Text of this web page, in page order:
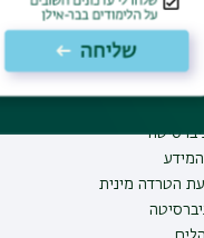
הטרדה מינית